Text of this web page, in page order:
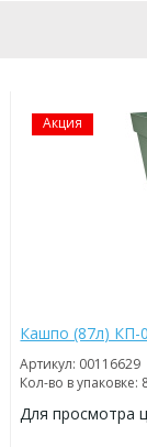
Акция
Кашпо (87л) КП-
Артикул: 00116629
Кол-во в упаковке:
Для просмотра